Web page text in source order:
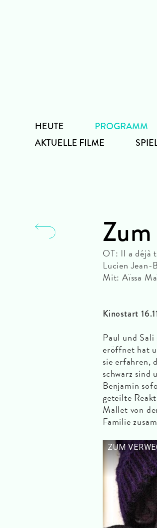
HEUTE
PROGRAMM
AKTUELLE FILME
OT: Il a déjà
Lucien Jean-
Mit: Aïssa
Kinostart
Paul und Sali
eröffnet hat
sie erfahren,
schwarz sind
Benjamin
geteilte
Mallet von
Familie
ZUM